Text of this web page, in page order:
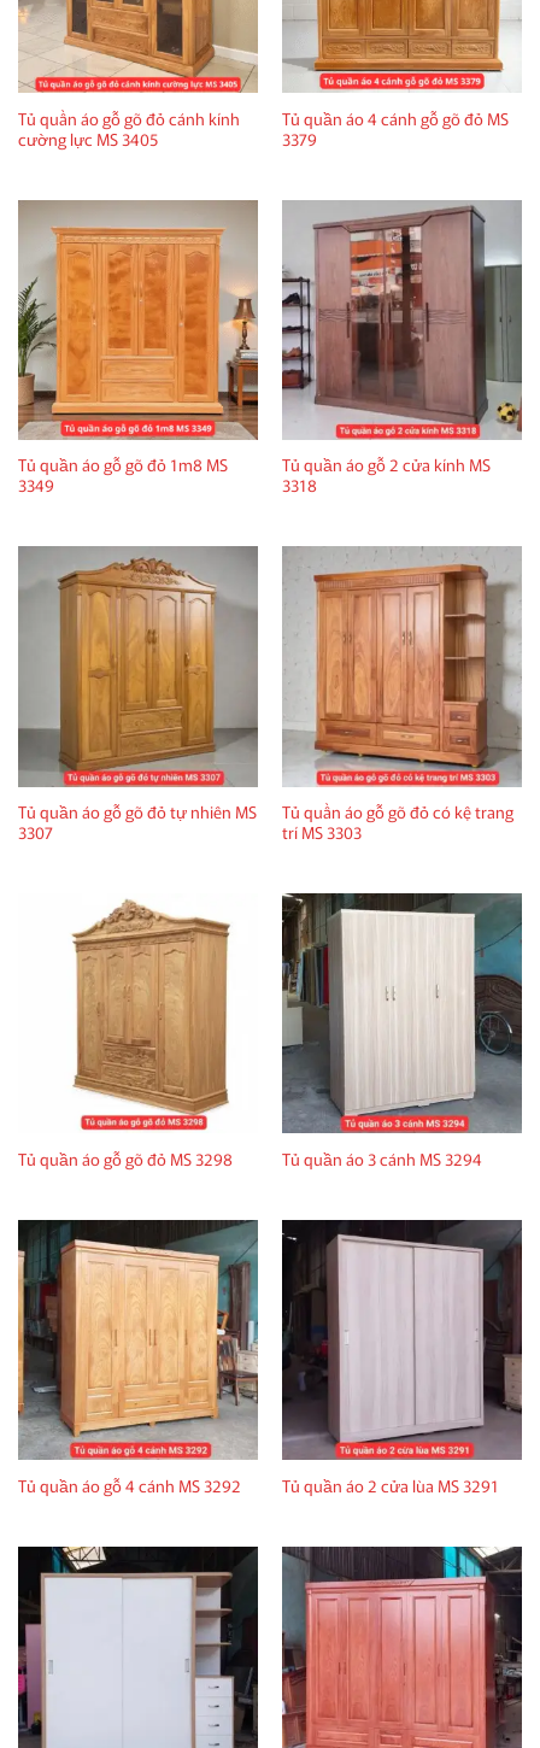
Tủ quần áo gỗ gõ đỏ cánh kính
cường lực MS 3405
Tủ quần áo 4 cánh gỗ gõ đỏ MS
3379
Tủ quần áo gỗ gõ đỏ 1m8 MS
3349
Tủ quần áo gỗ 2 cửa kính MS
3318
Tủ quần áo gỗ gõ đỏ tự nhiên MS
3307
Tủ quần áo gỗ gõ đỏ có kệ trang
trí MS 3303
Tủ quần áo gỗ gõ đỏ MS 3298 Tủ quần áo 3 cánh MS 3294
Tủ quần áo gỗ 4 cánh MS 3292 Tủ quần áo 2 cửa lùa MS 3291